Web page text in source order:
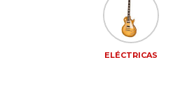
ELÉCTRICAS